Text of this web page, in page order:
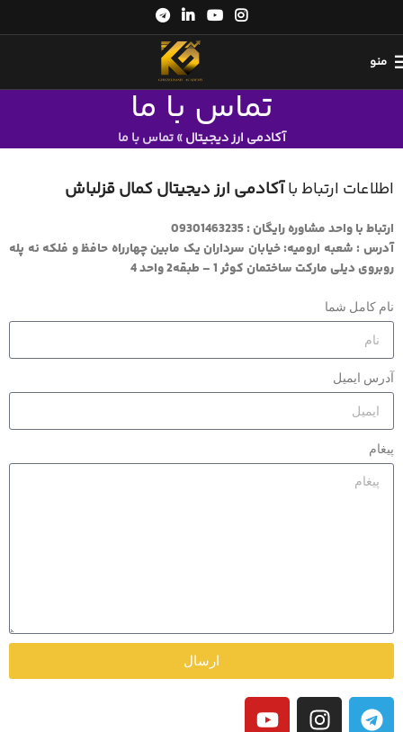
منو
تماس با ما
آکادمی ارز دیجیتال»تماس با ما
اطلاعات ارتباط باآکادمی ارز دیجیتال کمال قزلباش
ارتباط با واحد مشاوره رایگان : 09301463235
آدرس : شعبه ارومیه: خیابان سرداران یک مابین چهارراه حافظ و فلکه نه پله
روبروی دیلی مارکت ساختمان کوثر 1 – طبقه2 واحد 4
نام کامل شما
آدرس ایمیل
پیغام
ارسال